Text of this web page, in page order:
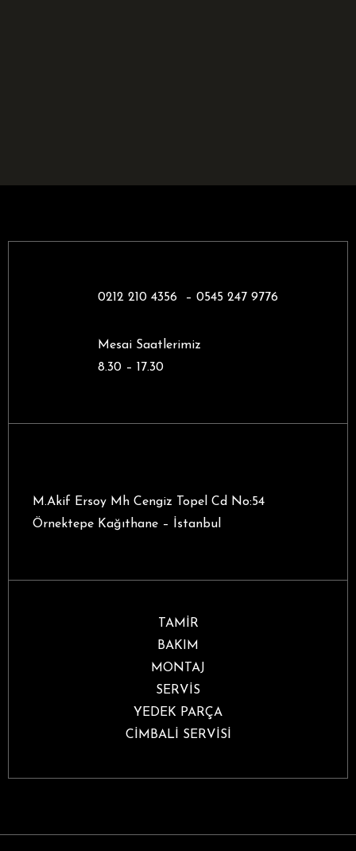
0212 210 4356 – 0545 247 9776
Mesai Saatlerimiz
8.30 – 17.30
M.Akif Ersoy Mh Cengiz Topel Cd No:54
Örnektepe Kağıthane – İstanbul
TAMİR
BAKIM
MONTAJ
SERVİS
YEDEK PARÇA
CİMBALİ SERVİSİ